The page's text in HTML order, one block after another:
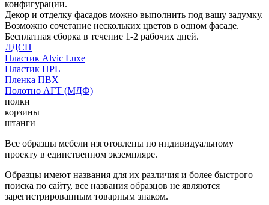
конфигурации.
Декор и отделку фасадов можно выполнить под вашу задумку.
Возможно сочетание нескольких цветов в одном фасаде.
Бесплатная сборка в течение 1-2 рабочих дней.
ЛДСП
Пластик Alvic Luxe
Пластик HPL
Пленка ПВХ
Полотно АГТ (МДФ)
полки
корзины
штанги
Все образцы мебели изготовлены по индивидуальному
проекту в единственном экземпляре.
Образцы имеют названия для их различия и более быстрого
поиска по сайту, все названия образцов не являются
зарегистрированным товарным знаком.